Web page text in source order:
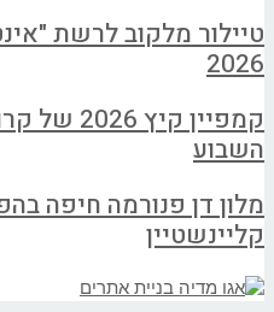
טיילור מלקוב לרשת
2026
קמפיין
השבוע
מלון דן פנורמה חיפה
קליינשטיין